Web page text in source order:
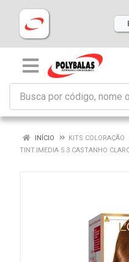
INÍCIO
KITS COLORAÇÃO
TINT.IMEDIA 5.3 CASTANHO